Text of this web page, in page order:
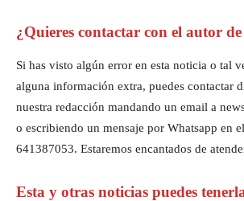
¿Quieres contactar con el autor
Si has visto algún error en esta noticia o tal
alguna información extra, puedes contactar
nuestra redacción mandando un email a
o escribiendo un mensaje por Whatsapp en
641387053. Estaremos encantados de
Esta y otras noticias puedes